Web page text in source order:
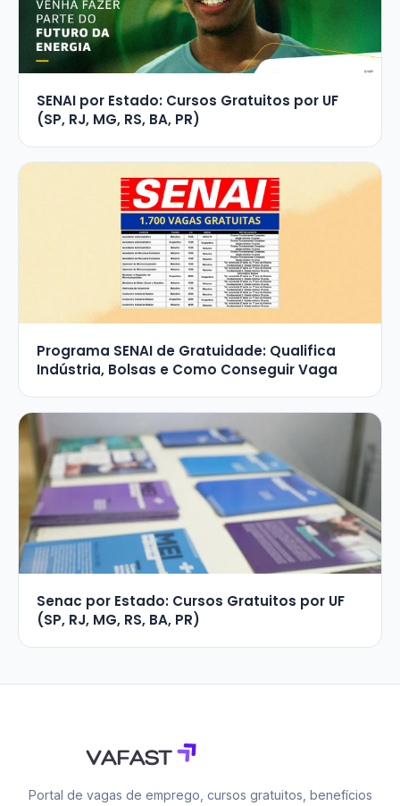
SENAI por Estado: Cursos Gratuitos por UF
(SP, RJ, MG, RS, BA, PR)
Programa SENAI de Gratuidade: Qualifica
Indústria, Bolsas e Como Conseguir Vaga
Senac por Estado: Cursos Gratuitos por UF
(SP, RJ, MG, RS, BA, PR)
Portal de vagas de emprego, cursos gratuitos, benefícios